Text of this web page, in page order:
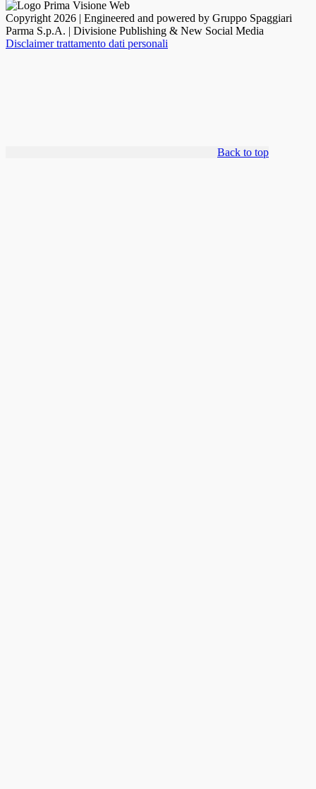
Copyright 2026 | Engineered and powered by Gruppo Spaggiari
Parma S.p.A. | Divisione Publishing & New Social Media
Disclaimer trattamento dati personali
Back to top